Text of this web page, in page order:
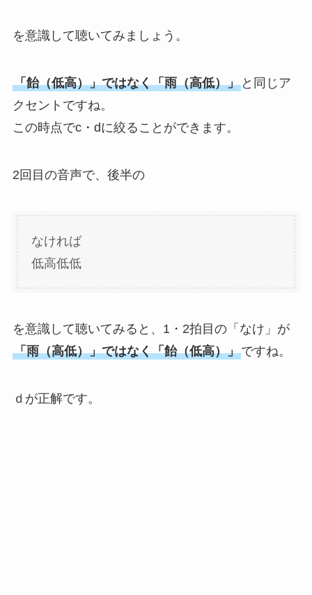
を意識して聴いてみましょう。
「飴（低高）」ではなく「雨（高低）」と同じア
クセントですね。
この時点でc・dに絞ることができます。
2回目の音声で、後半の
なければ
低高低低
を意識して聴いてみると、1・2拍目の「なけ」が
「雨（高低）」ではなく「飴（低高）」ですね。
ｄが正解です。